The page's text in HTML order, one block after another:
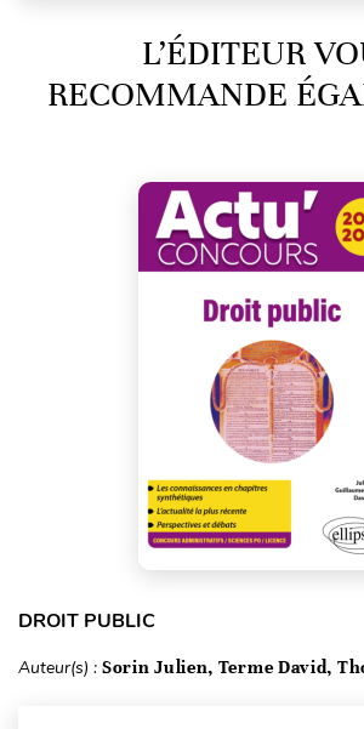
L’ÉDITEUR
RECOMMANDE
DROIT PUBLIC
Auteur(s) : Sorin Julien, Terme David,